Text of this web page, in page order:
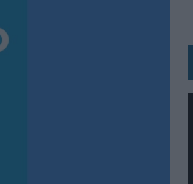
CALIPPO Y SOLERO
CON LOS MEDIOS
LA MEDICIÓN SON DOS CARAS DE LA MISMA